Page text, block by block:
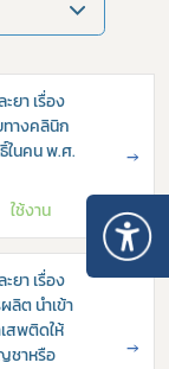
ยา เรื่อง
างคลินิก
ในคน พ.ศ.
ใช้งาน
→
ยา เรื่อง
ลิต นำเข้า
สพติดให้
ชาหรือ
→